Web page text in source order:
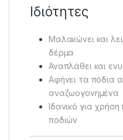
Ιδιότητες
Μαλακώνει και
δέρμα
Αναπλάθει και
Αφήνει τα πόδια
αναζωογονημένα
Ιδανικό για
ποδιών